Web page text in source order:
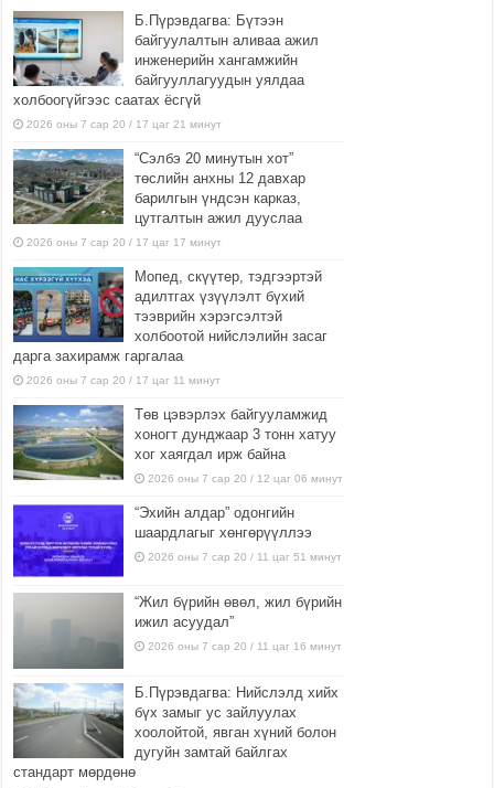
Б.Пүрэвдагва: Бүтээн
байгуулалтын аливаа ажил
инженерийн хангамжийн
байгууллагуудын уялдаа
холбоогүйгээс саатах ёсгүй
2026 оны 7 сар 20 / 17 цаг 21 минут
“Сэлбэ 20 минутын хот”
төслийн анхны 12 давхар
барилгын үндсэн карказ,
цутгалтын ажил дууслаа
2026 оны 7 сар 20 / 17 цаг 17 минут
Мопед, скүүтер, тэдгээртэй
адилтгах үзүүлэлт бүхий
тээврийн хэрэгсэлтэй
холбоотой нийслэлийн засаг
дарга захирамж гаргалаа
2026 оны 7 сар 20 / 17 цаг 11 минут
Төв цэвэрлэх байгууламжид
хоногт дунджаар 3 тонн хатуу
хог хаягдал ирж байна
2026 оны 7 сар 20 / 12 цаг 06 минут
“Эхийн алдар” одонгийн
шаардлагыг хөнгөрүүллээ
2026 оны 7 сар 20 / 11 цаг 51 минут
“Жил бүрийн өвөл, жил бүрийн
ижил асуудал”
2026 оны 7 сар 20 / 11 цаг 16 минут
Б.Пүрэвдагва: Нийслэлд хийх
бүх замыг ус зайлуулах
хоолойтой, явган хүний болон
дугуйн замтай байлгах
стандарт мөрдөнө